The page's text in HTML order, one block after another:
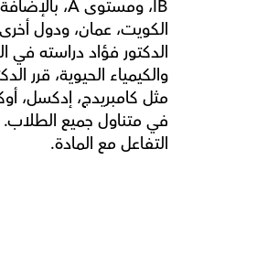
التفاعل مع المادة.